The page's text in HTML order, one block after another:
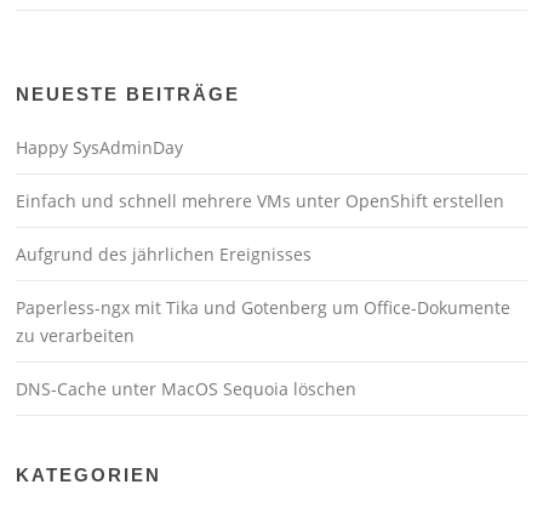
NEUESTE BEITRÄGE
Happy SysAdminDay
Einfach und schnell mehrere VMs unter OpenShift erstellen
Aufgrund des jährlichen Ereignisses
Paperless-ngx mit Tika und Gotenberg um Office-Dokumente
zu verarbeiten
DNS-Cache unter MacOS Sequoia löschen
KATEGORIEN